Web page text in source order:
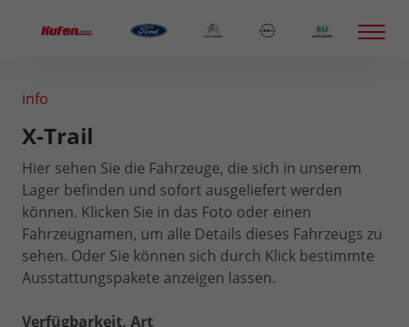
info
X-Trail
Hier sehen Sie die Fahrzeuge, die sich in unserem
Lager befinden und sofort ausgeliefert werden
können. Klicken Sie in das Foto oder einen
Fahrzeugnamen, um alle Details dieses Fahrzeugs zu
sehen. Oder Sie können sich durch Klick bestimmte
Ausstattungspakete anzeigen lassen.
Verfügbarkeit, Art